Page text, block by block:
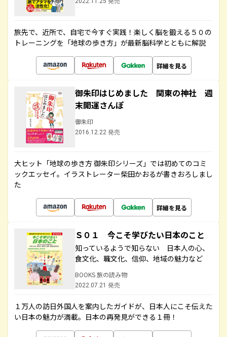
旅先で、近所で、自宅で今すぐ実践！楽しく脳を鍛える５０の
トレーニングを「地球の歩き方」が最新脳科学とともに解説
詳細を見る
御朱印はじめました 関東の神社 週
末開運さんぽ
御朱印
2016.12.22 発売
大ヒット「地球の歩き方 御朱印シリーズ」では初めてのコミ
ックエッセイ。イラストレーター柴田かおるが書きおろしまし
た
詳細を見る
Ｓ０１ 今こそ学びたい日本のこと
知っているようで知らない 日本人の心、
食文化、職文化、信仰、地域の魅力など
BOOKS 旅の読み物
2022.07.21 発売
１万人の訪日外国人を案内したガイドが、日本人にこそ伝えた
い日本の魅力が満載。日本の再発見ができる１冊！